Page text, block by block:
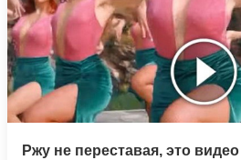
Ржу не переставая, это